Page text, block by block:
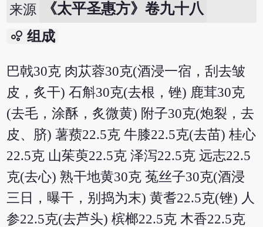
来源 《太平圣惠方》卷九十八
bubble_chart 组成
巴戟30克 肉苁蓉30克(酒浸一宿，刮去皱
皮，炙干) 石斛30克(去根，锉) 鹿茸30克
(去毛，涂酥，炙微黄) 附子30克(炮裂，去
皮、脐) 薯蓣22.5克 牛膝22.5克(去苗) 桂心
22.5克 山茱萸22.5克 泽泻22.5克 远志22.5
克(去心) 熟干地黄30克 菟丝子30克(酒浸
三日，曝干，别捣为末) 黄耆22.5克(锉) 人
参22.5克(去芦头) 槟榔22.5克 木香22.5克